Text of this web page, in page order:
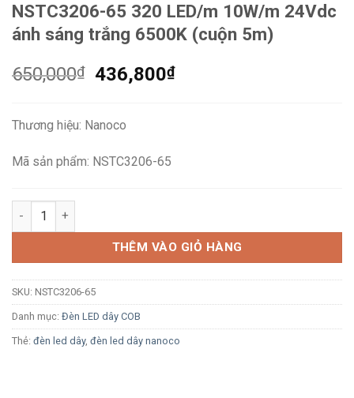
NSTC3206-65 320 LED/m 10W/m 24Vdc
ánh sáng trắng 6500K (cuộn 5m)
650,000₫
Giá
650,000₫.
436,800₫Giá
Thương hiệu: Nanoco
Mã sản phẩm: NSTC3206-65
Đèn LED dây ngoài trời COB Nanoco NSTC3206-65 320 LED/
THÊM VÀO GIỎ HÀNG
SKU: NSTC3206-65
Danh mục: Đèn LED dây COB
Thẻ: đèn led dây, đèn led dây nanoco